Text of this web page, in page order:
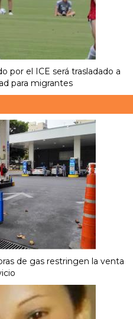
por el ICE será trasladado a
para migrantes
de gas restringen la venta